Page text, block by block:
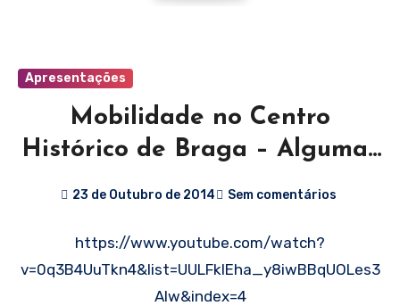
Apresentações
Mobilidade no Centro
Histórico de Braga – Algumas
23 de Outubro de 2014 Sem comentários
https://www.youtube.com/watch?
v=0q3B4UuTkn4&list=UULFklEha_y8iwBBqUOLes3
AIw&index=4